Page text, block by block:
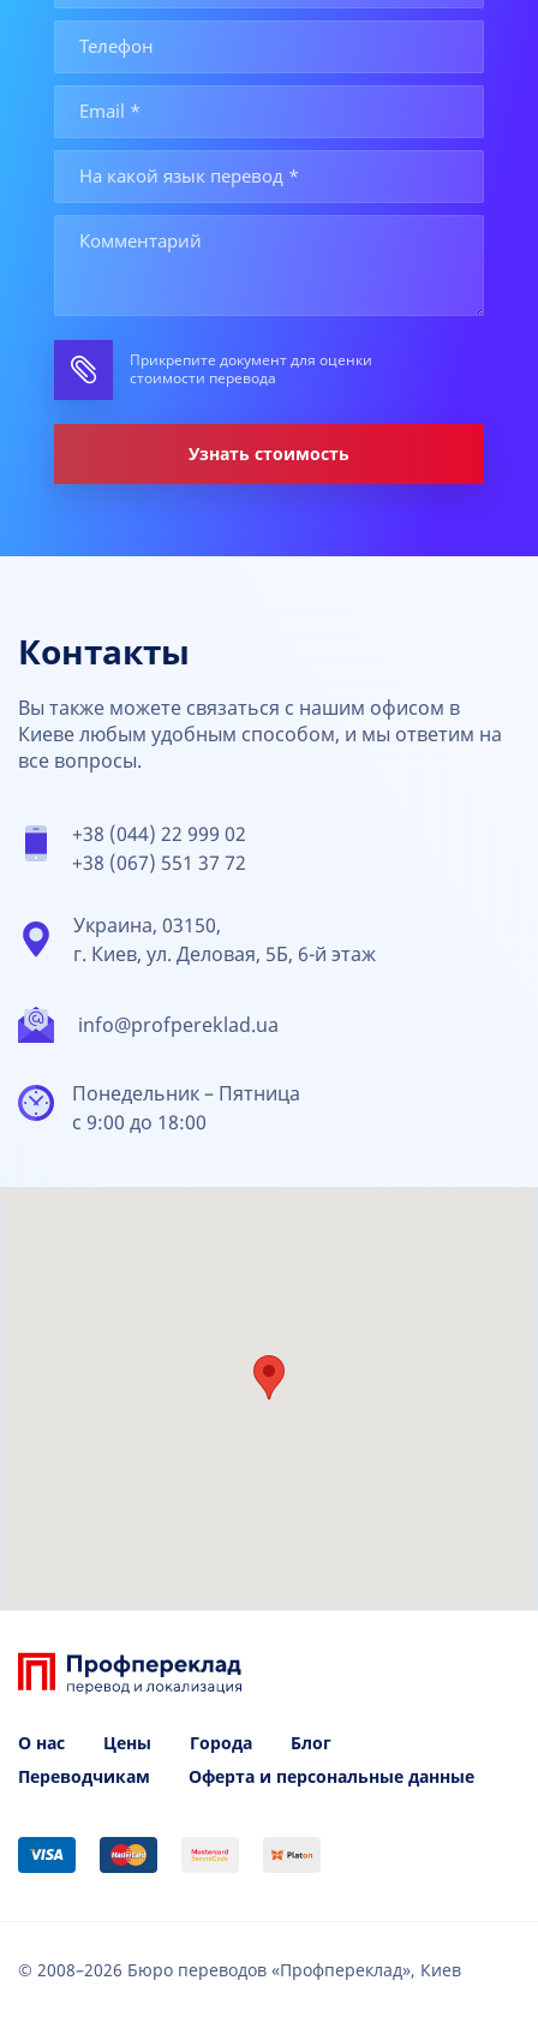
Прикрепите документ для оценки
стоимости перевода
Узнать стоимость
Контакты
Вы также можете связаться с нашим офисом в
Киеве любым удобным способом, и мы ответим на
все вопросы.
+38 (044) 22 999 02
+38 (067) 551 37 72
info@profpereklad.ua
Украина, 03150,
г. Киев, ул. Деловая, 5Б, 6-й этаж
Понедельник – Пятница
с 9:00 до 18:00
О нас Цены Города
Блог
Переводчикам
Оферта и персональные данные
© 2008–2026 Бюро переводов «Профпереклад», Киев